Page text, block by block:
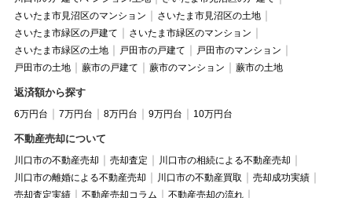
さいたま市見沼区のマンション
さいたま市見沼区の土地
さいたま市緑区の戸建て
さいたま市緑区のマンション
さいたま市緑区の土地
戸田市の戸建て
戸田市のマンション
戸田市の土地
蕨市の戸建て 蕨市のマンション 蕨市の土地
返済額から探す
6万円台 7万円台 8万円台 9万円台 10万円台
不動産売却について
川口市の不動産売却 売却査定
川口市の相続による不動産売却
川口市の離婚による不動産売却
川口市の不動産買取
売却成功実績
売却査定実績
不動産売却コラム
不動産売却の流れ